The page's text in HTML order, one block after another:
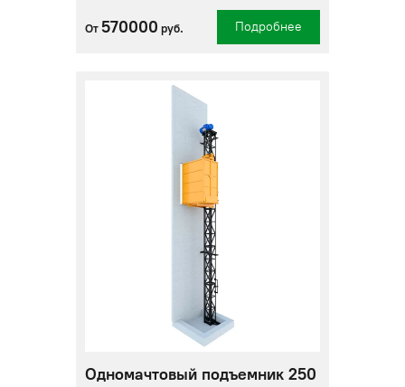
От 570000 руб. Подробнее
Одномачтовый подъемник 250